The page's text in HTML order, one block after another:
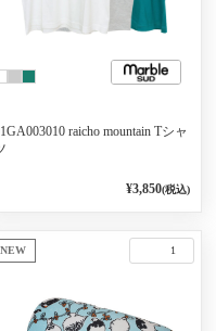
raicho mountain Tシャ
¥3,850(税込)
NEW 1